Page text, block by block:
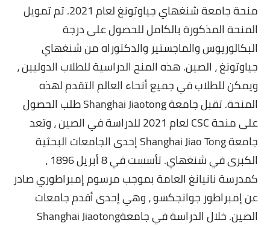
منحة جامعة شنغهاي جياوتونغ
لعام 2021. تم تمويل
المنحة المذكورة بالكامل للحصول على درجة
البكالوريوس والماجستير والدكتوراه من شنغهاي
جياوتونغ ، الصين. هذه المنح الدراسية للطلاب الدوليين ،
ويمكن للطلاب في جميع أنحاء العالم التقدم لهذه
المنحة. تقبل جامعةShanghai Jiaotongطلب الحصول
على منحةCSC
لعام 2021 للدراسة في الصين ، وتعد
جامعةShanghai Jiao Tongإحدى الجامعات البحثية
الكبرى في شنغهاي. تأسست في 8 أبريل 1896 ،
كمدرسة نانيانغ العامة بموجب مرسوم إمبراطوري صادر
عن إمبراطور جوانجكسو ، وهي إحدى أقدم جامعات
الصين. خلال الدراسة في جامعةShanghai Jiaotong